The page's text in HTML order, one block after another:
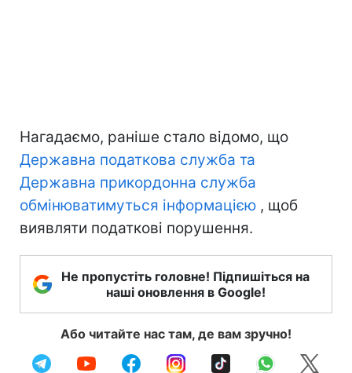
Нагадаємо, раніше стало відомо, що
Державна податкова служба та
Державна прикордонна служба
обмінюватимуться інформацією , щоб
виявляти податкові порушення.
Не пропустіть головне! Підпишіться на
наші оновлення в Google!
Або читайте нас там, де вам зручно!